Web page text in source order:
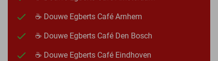
☕ Douwe Egberts Café Arnhem
☕ Douwe Egberts Café Den Bosch
☕ Douwe Egberts Café Eindhoven